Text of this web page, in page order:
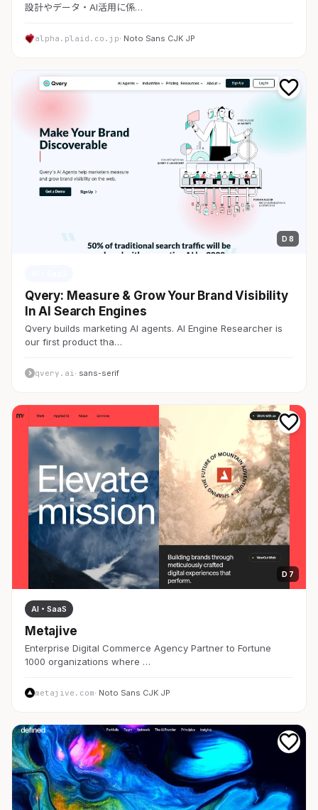
設計やデータ・AI活用に係…
alpha.plaid.co.jp· Noto Sans CJK JP
D 8
Qvery: Measure & Grow Your Brand Visibility
In AI Search Engines
Qvery builds marketing AI agents. AI Engine Researcher is
our first product tha…
qvery.ai· sans-serif
D 7
AI・SaaS
Metajive
Enterprise Digital Commerce Agency Partner to Fortune
1000 organizations where …
metajive.com· Noto Sans CJK JP